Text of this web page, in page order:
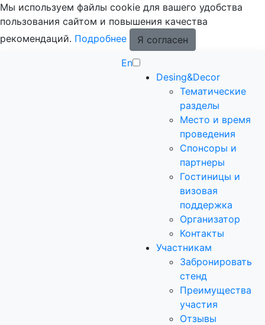
Мы используем файлы cookie для вашего удобства
пользования сайтом и повышения качества
рекомендаций. Подробнее
Я согласен
En
Desing&Decor
Тематические
разделы
Место и время
проведения
Спонсоры и
партнеры
Гостиницы и
визовая
поддержка
Организатор
Контакты
Участникам
Забронировать
стенд
Преимущества
участия
Отзывы